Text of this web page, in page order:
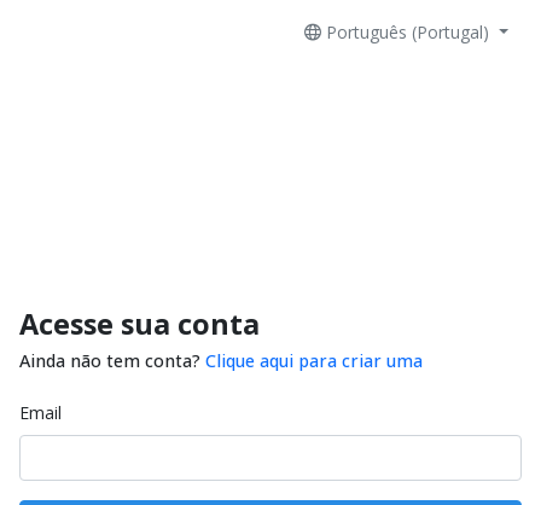
Português (Portugal)
Acesse sua conta
Ainda não tem conta? Clique aqui para criar uma
Email